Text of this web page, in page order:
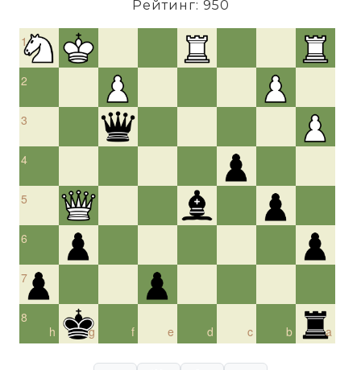
Рейтинг: 950
1
2
3
4
5
6
7
h
8
g
f e d c b a